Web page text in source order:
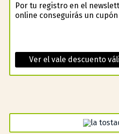
Por tu registro en el
online conseguirás un
Ver el vale descuento